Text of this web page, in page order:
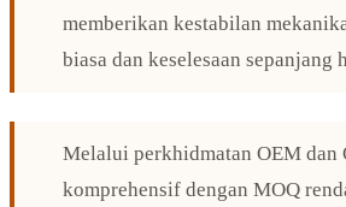
memberikan kestabilan
biasa dan keselesaan sepanjang
Melalui perkhidmatan OEM dan
komprehensif dengan MOQ